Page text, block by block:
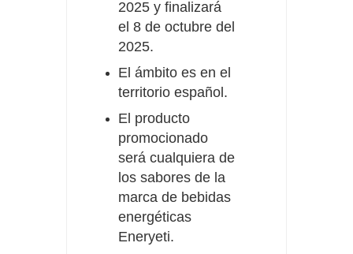
2025 y finalizará
el 8 de octubre del
2025.
El ámbito es en el
territorio español.
El producto
promocionado
será cualquiera de
los sabores de la
marca de bebidas
energéticas
Eneryeti.